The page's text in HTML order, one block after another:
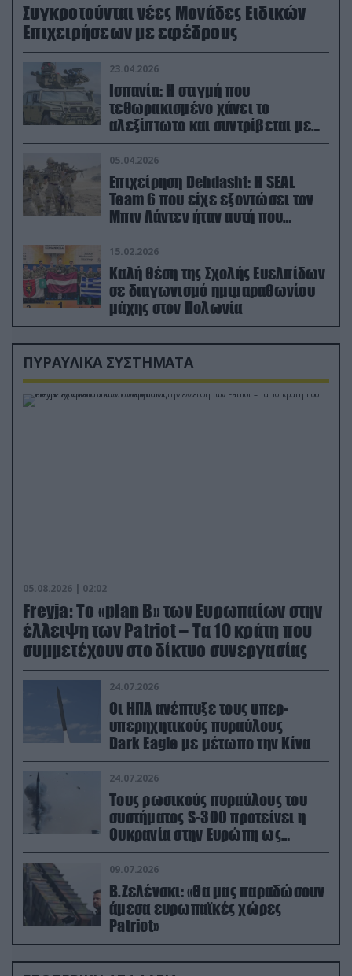
Συγκροτούνται νέες Μονάδες Ειδικών
Επιχειρήσεων με εφέδρους
23.04.2026
Ισπανία: Η στιγμή που
τεθωρακισμένο χάνει το
αλεξίπτωτο και συντρίβεται με
ορμή στο έδαφος (βίντεο)
05.04.2026
Επιχείρηση Dehdasht: Η SEAL
Team 6 που είχε εξοντώσει τον
Μπιν Λάντεν ήταν αυτή που
διέσωσε τον πιλότο του F-15
15.02.2026
Καλή θέση της Σχολής Ευελπίδων
σε διαγωνισμό ημιμαραθωνίου
μάχης στον Πολωνία
ΠΥΡΑΥΛΙΚΑ ΣΥΣΤΗΜΑΤΑ
05.08.2026 | 02:02
Freyja: Το «plan Β» των Ευρωπαίων στην
έλλειψη των Patriot – Τα 10 κράτη που
συμμετέχουν στο δίκτυο συνεργασίας
24.07.2026
Οι ΗΠΑ ανέπτυξε τους υπερ-
υπερηχητικούς πυραύλους
Dark Eagle με μέτωπο την Κίνα
24.07.2026
Τους ρωσικούς πυραύλους του
συστήματος S-300 προτείνει η
Ουκρανία στην Ευρώπη ως
αντιβαλλιστικό σύστημα
09.07.2026
Β.Ζελένσκι: «Θα μας παραδώσουν
άμεσα ευρωπαϊκές χώρες
Patriot»